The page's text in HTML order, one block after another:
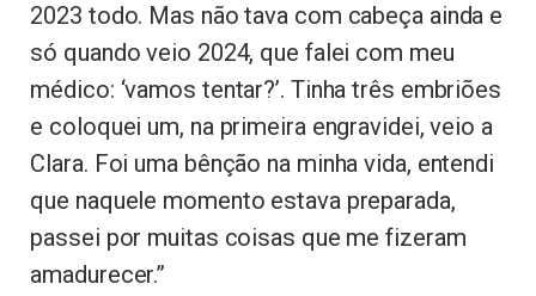
2023 todo. Mas não tava com cabeça ainda e
só quando veio 2024, que falei com meu
médico: ‘vamos tentar?’. Tinha três embriões
e coloquei um, na primeira engravidei, veio a
Clara. Foi uma bênção na minha vida, entendi
que naquele momento estava preparada,
passei por muitas coisas que me fizeram
amadurecer.”